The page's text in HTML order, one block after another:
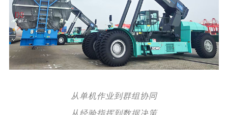
从单机作业到群组协同